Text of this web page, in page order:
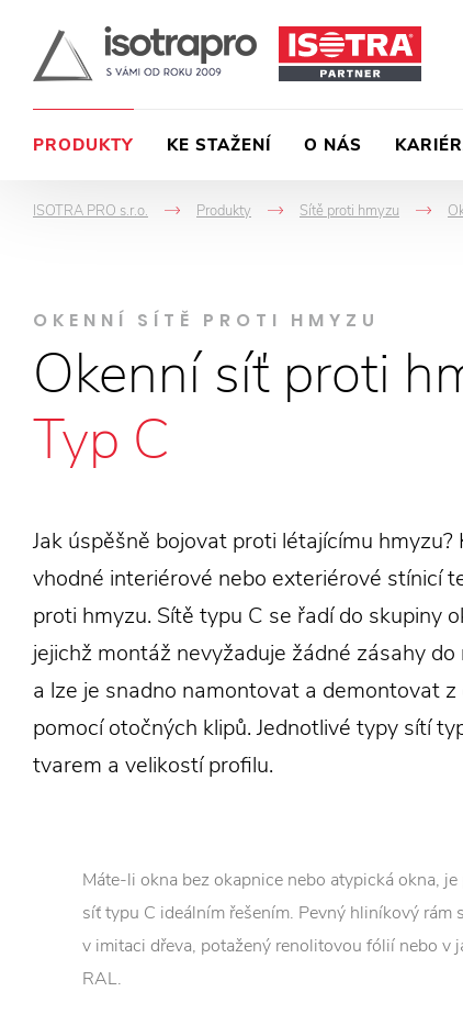
PRODUKTY KE STAŽENÍ O NÁS
ISOTRA PRO s.r.o.
->
Produkty
->
Sítě proti hmyzu
-
OKENNÍ SÍTĚ PROTI HMYZU
Okenní síť proti
Typ C
Jak úspěšně bojovat proti létajícímu hmyzu?
vhodné interiérové nebo exteriérové stínicí
proti hmyzu. Sítě typu C se řadí do skupiny
jejichž montáž nevyžaduje žádné zásahy do
a lze je snadno namontovat a demontovat
pomocí otočných klipů. Jednotlivé typy sítí
tvarem a velikostí profilu.
Máte-li okna bez okapnice nebo atypická okna,
síť typu C ideálním řešením. Pevný hliníkový rám
v imitaci dřeva, potažený renolitovou fólií nebo v
RAL.